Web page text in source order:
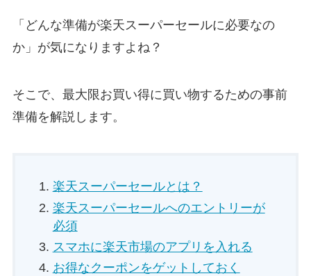
「どんな準備が楽天スーパーセールに必要なの
か」が気になりますよね？
そこで、最大限お買い得に買い物するための事前
準備を解説します。
楽天スーパーセールとは？
楽天スーパーセールへのエントリーが
必須
スマホに楽天市場のアプリを入れる
お得なクーポンをゲットしておく